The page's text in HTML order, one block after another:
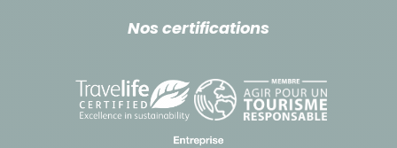
Nos certifications